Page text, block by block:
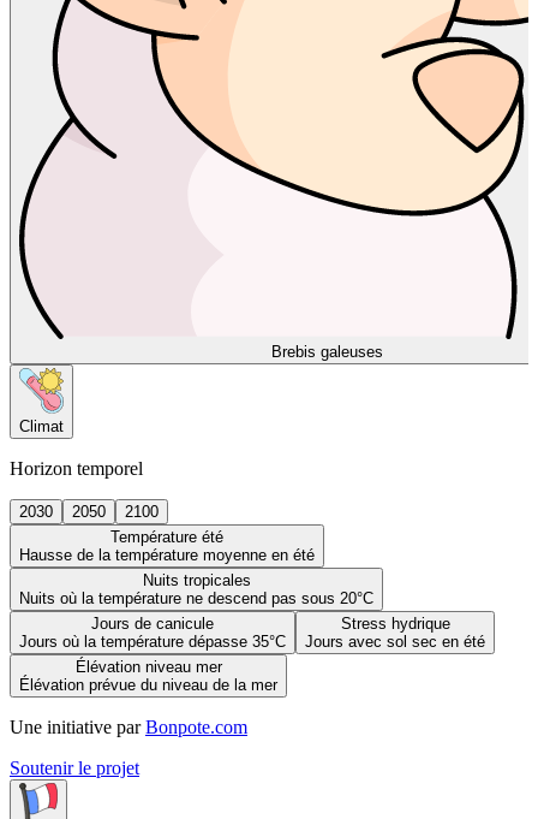
Brebis galeuses
Climat
Horizon temporel
2030 2050
2100
Température été
Hausse de la température moyenne en été
Nuits tropicales
Nuits où la température ne descend pas sous 20°C
Jours de canicule
Jours où la température dépasse 35°C
Stress hydrique
Jours avec sol sec en été
Élévation niveau mer
Élévation prévue du niveau de la mer
Une initiative par Bonpote.com
Soutenir le projet